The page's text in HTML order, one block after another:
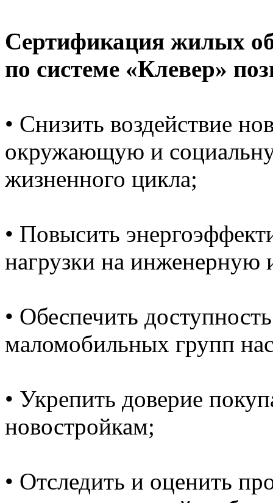
Сертификация жилых
по системе «Клевер»
• Снизить воздействие
окружающую и
жизненного цикла;
• Повысить
нагрузки на инженерную
• Обеспечить
маломобильных групп
• Укрепить доверие
новостройкам;
• Отследить и оценить